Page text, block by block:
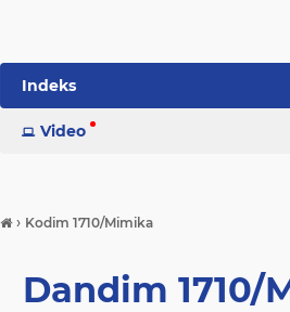
Indeks
Video
› Kodim 1710/Mimika
Dandim